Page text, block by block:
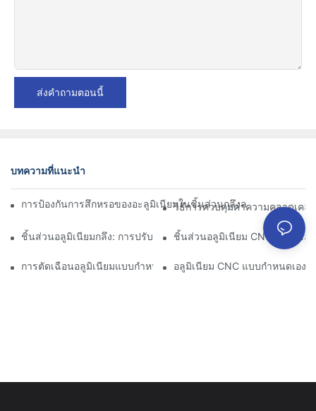
ส่งคำถามตอนนี้
บทความที่แนะนำ
การป้องกันการสึกหรอของอะลูมิเนียมในชิ้นส่วนกลึงละเอียด: การออ
วิธีการควบคุมค่าความคลาดเคลื่
ชิ้นส่วนอลูมิเนียมกลึง: การปรับแต่งสำหรับตลาดเฉพาะกลุ่ม
ชิ้นส่วนอลูมิเนียม CNC: ข้อดีขอ
การตัดเฉือนอลูมิเนียมแบบกำหนดเอง: การสำรวจนวัตกรรมอุตสาหก
อลูมิเนียม CNC แบบกำหนดเอง